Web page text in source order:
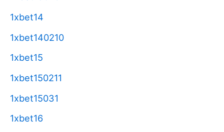
1xbet14
1xbet140210
1xbet15
1xbet150211
1xbet15031
1xbet16